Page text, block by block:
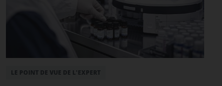
LE POINT DE VUE DE L'EXPERT